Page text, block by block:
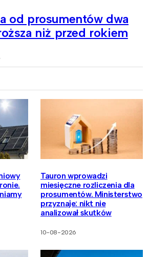
od prosumentów dwa
niż przed rokiem
Tauron wprowadzi
miesięczne rozliczenia dla
prosumentów. Ministerstwo
przyznaje: nikt nie
analizował skutków
10-08-2026